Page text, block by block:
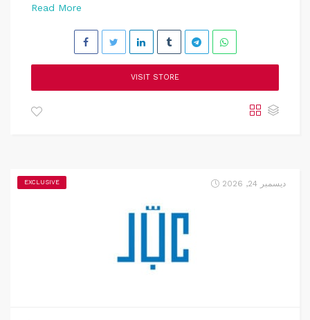
Read More
VISIT STORE
EXCLUSIVE ديسمبر 24, 2026